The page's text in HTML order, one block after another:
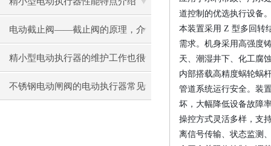
电动截止阀——截止阀的原理，介
绍及使用注意事项
精小型电动执行器的维护工作也很
重要！
不锈钢电动闸阀的电动执行器常见
道控制的优选执行设备
本装置采用 Z 型多回转
需求。机身采用高强度
天、潮湿井下、化工腐
内部搭载高精度蜗轮蜗
管道系统运行安全。装
坏，大幅降低设备故障
操控方式灵活多样，支
离信号传输、状态监测